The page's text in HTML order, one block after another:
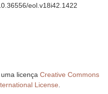
eol.v18i42.1422
licença Creative Commons
License.